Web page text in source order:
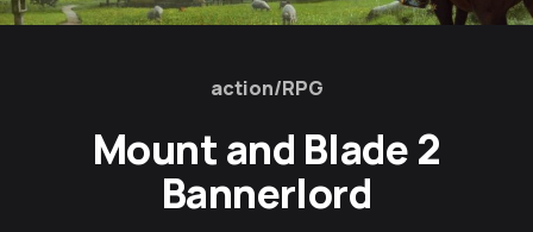
action/RPG
Mount and Blade 2
Bannerlord